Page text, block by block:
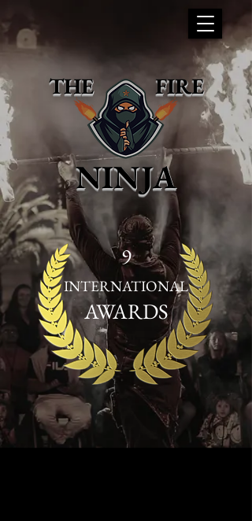
THE FIRE
NINJA
9
INTERNATIONAL
AWARDS